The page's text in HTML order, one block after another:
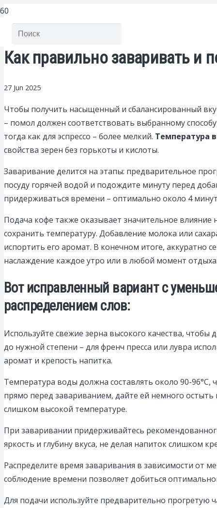
Как правильно заваривать и
27 Jun 2025
Чтобы получить насыщенный и сбалансированный
– помол должен соответствовать выбранному
тогда как для эспрессо – более мелкий. Температура
свойства зерен без горькоты и кислоты.
Заваривание делится на этапы: предварительное
посуду горячей водой и подождите минуту перед
придерживаться времени – оптимально около 4
Подача кофе также оказывает значительное
сохранить температуру. Добавление молока или
испортить его аромат. В конечном итоге, аккуратно
наслаждение каждое утро или в любой момент
Вот исправленный вариант с
распределением слов:
Используйте свежие зерна высокого качества,
до нужной степени – для френч пресса или лувра
аромат и крепость напитка.
Температура воды должна составлять около 90-
прямо перед завариванием, дайте ей немного
слишком высокой температуре.
При заваривании придерживайтесь
яркость и глубину вкуса, не делая напиток слишком
Распределите время заваривания в зависимости от
соблюдение времени позволяет добиться
Для подачи используйте предварительно прогретую